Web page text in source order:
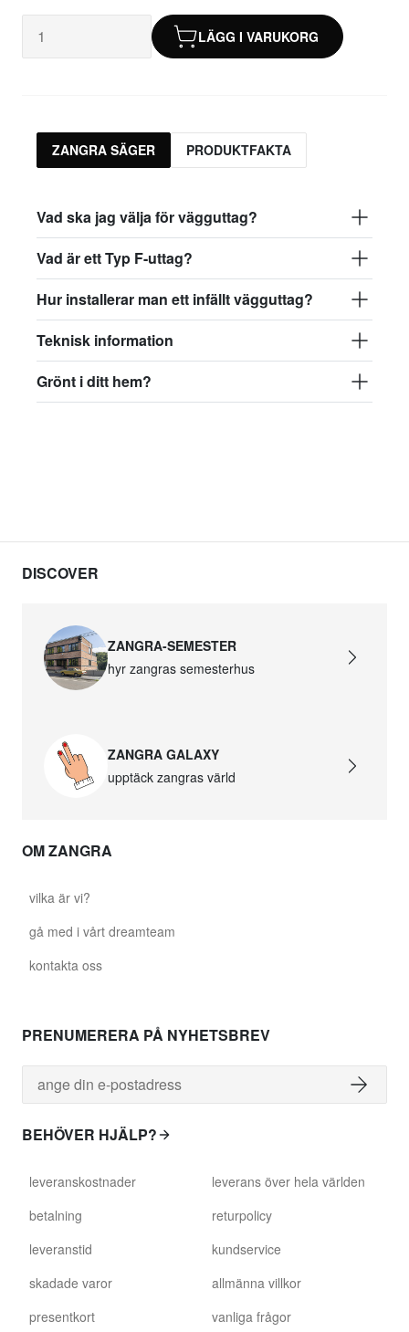
LÄGG I VARUKORG
ZANGRA SÄGER PRODUKTFAKTA
Vad ska jag välja för vägguttag?
Vad är ett Typ F-uttag?
Hur installerar man ett infällt vägguttag?
Teknisk information
Grönt i ditt hem?
DISCOVER
ZANGRA-SEMESTER
hyr zangras semesterhus
ZANGRA GALAXY
upptäck zangras värld
OM ZANGRA
vilka är vi?
gå med i vårt dreamteam
kontakta oss
PRENUMERERA PÅ NYHETSBREV
BEHÖVER HJÄLP?
leveranskostnader
betalning
leveranstid
skadade varor
presentkort
leverans över hela världen
returpolicy
kundservice
allmänna villkor
vanliga frågor